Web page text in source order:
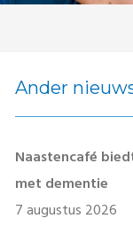
Ander
Naastencafé
met dementie
7 augustus 2026